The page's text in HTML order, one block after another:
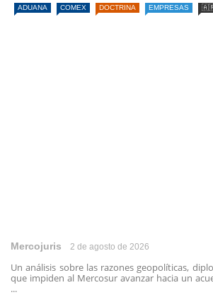
ADUANA COMEX DOCTRINA EMPRESAS 🇦🇷
Mercojuris 2 de agosto de 2026
Un análisis sobre las razones geopolíticas,
que impiden al Mercosur avanzar hacia un
...